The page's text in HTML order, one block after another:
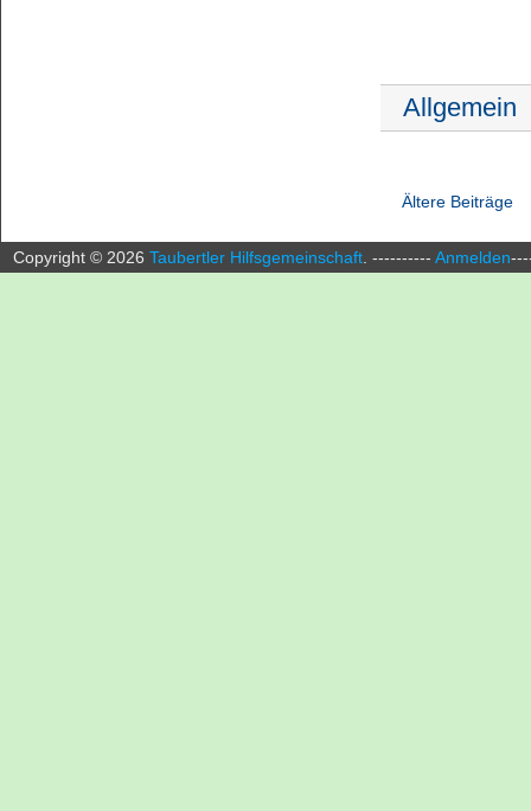
Allgemein
Ältere Beiträge
Copyright © 2026 Taubertler Hilfsgemeinschaft ---------- Anmelden